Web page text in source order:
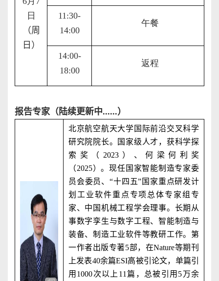
日
（周
日 ）
11:30-
14:00
午餐
14:00-
18:00
返程
报告专家（陆续更新中......）
北京航空航天大学国际前沿交叉科学
研究院院长。国家级人才，获科学探
索奖（ 2023）、何梁何利奖
（2025）。现任国家智能制造专家委
员会委员、“十四五”国家重点研发计
划工业软件重点专项总体专家组专
家、中国机械工程学会理事。长期从
事数字孪生与数字工程、智能制造与
装备、制造工业软件等教研工作。第
一作者出版专著5部，在Nature等期刊
上发表40余篇ESI高被引论文，单篇引
用 1000次以上 11 篇，总被引用 5万余